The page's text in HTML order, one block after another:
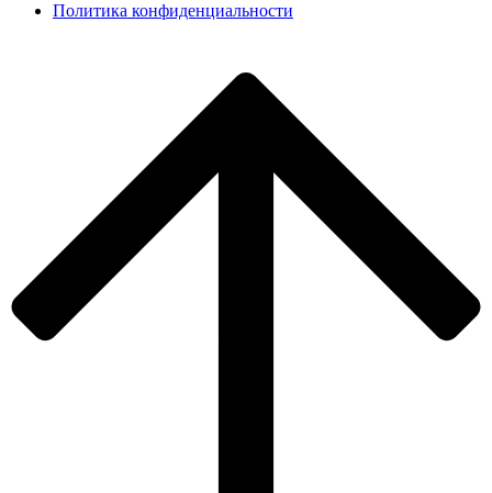
Политика конфиденциальности